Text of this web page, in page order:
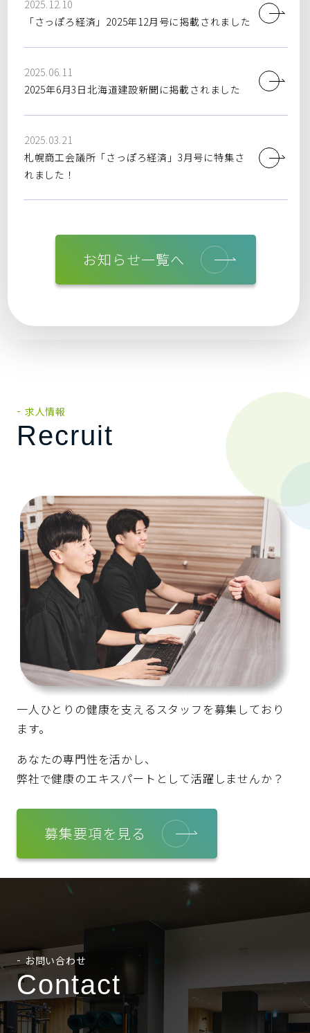
お知らせ一覧へ
2025.12.10
「さっぽろ経済」2025年12月号に掲載されました
2025.06.11
2025年6月3日北海道建設新聞に掲載されました
2025.03.21
札幌商工会議所「さっぽろ経済」3月号に特集さ
れました！
求人情報
Recruit
一人ひとりの健康を支えるスタッフを募集しており
ます。
あなたの専門性を活かし、
弊社で健康のエキスパートとして活躍しませんか？
募集要項を見る
お問い合わせ
Contact